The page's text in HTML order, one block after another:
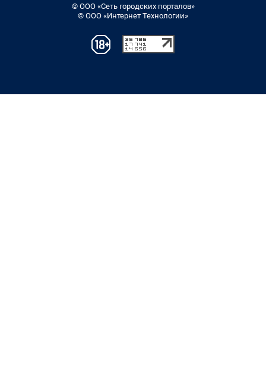
© ООО «Сеть городских порталов»
© ООО «Интернет Технологии»